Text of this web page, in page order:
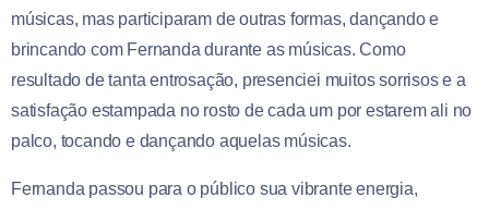
músicas, mas participaram de outras formas, dançando e
brincando com Fernanda durante as músicas. Como
resultado de tanta entrosação, presenciei muitos sorrisos e a
satisfação estampada no rosto de cada um por estarem ali no
palco, tocando e dançando aquelas músicas.
Fernanda passou para o público sua vibrante energia,